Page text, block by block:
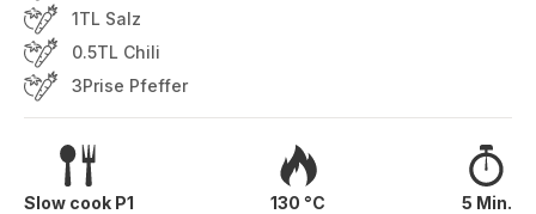
1TL Salz
0.5TL Chili
3Prise Pfeffer
Slow cook P1 130 °C 5 Min.